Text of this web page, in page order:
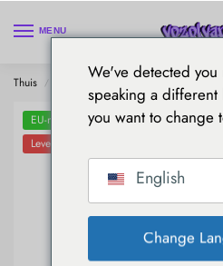
MENU
Thuis / Al Fakher AL Fakher 8000
EU-magazijnen
Levering in 5-7 dagen
We've detected
speaking a
you want to change
English
Change